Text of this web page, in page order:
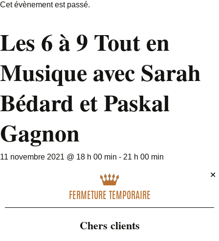
Cet évènement est passé.
Les 6 à 9 Tout en
Musique avec Sarah
Bédard et Paskal
Gagnon
11 novembre 2021 @ 18 h 00 min - 21 h 00 min
✕
FERMETURE TEMPORAIRE
Chers clients